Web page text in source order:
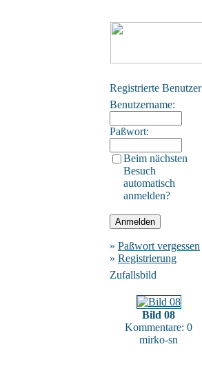
Registrierte Benutzer
Benutzername:
Paßwort:
Beim nächsten
Besuch
automatisch
anmelden?
» Paßwort vergessen
» Registrierung
Zufallsbild
Bild 08
Kommentare: 0
mirko-sn